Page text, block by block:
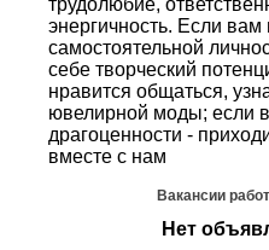
трудолюбие,
энергичность. Если вам
самостоятельной
себе творческий
нравится общаться,
ювелирной моды; если
драгоценности -
вместе с нам
Вакансии
Нет